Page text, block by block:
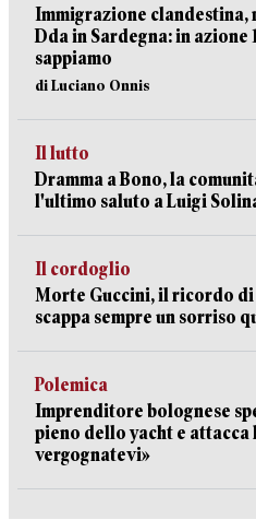
Immigrazione clandestina,
Dda in Sardegna: in
sappiamo
di Luciano Onnis
Il lutto
Dramma a Bono, la
l'ultimo saluto a Luigi
Il cordoglio
Morte Guccini, il ricordo di
scappa sempre un sorriso
Polemica
Imprenditore bolognese
pieno dello yacht e attacca
vergognatevi»